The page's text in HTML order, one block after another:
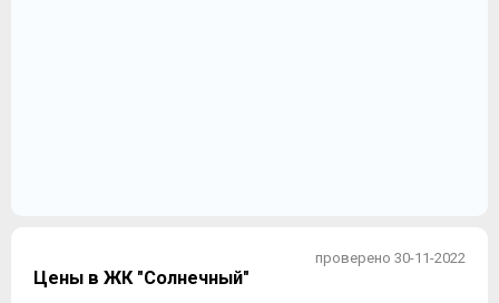
проверено 30-11-2022
Цены в ЖК "Солнечный"